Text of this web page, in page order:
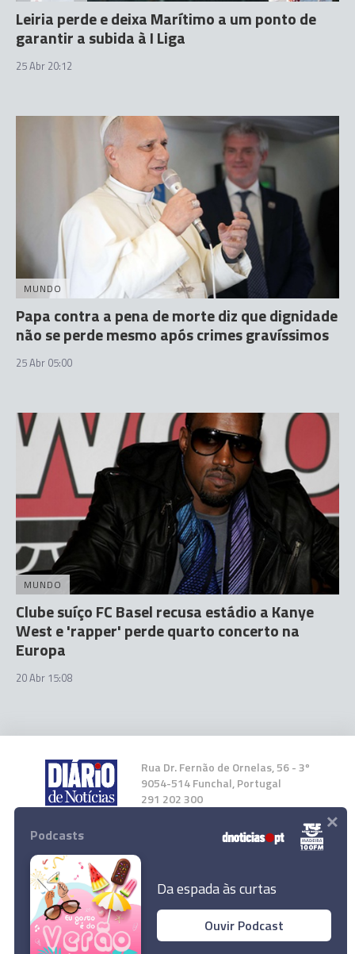
Leiria perde e deixa Marítimo a um ponto de
garantir a subida à I Liga
25 Abr 20:12
MUNDO
Papa contra a pena de morte diz que dignidade
não se perde mesmo após crimes gravíssimos
25 Abr 05:00
MUNDO
Clube suíço FC Basel recusa estádio a Kanye
West e 'rapper' perde quarto concerto na
Europa
20 Abr 15:08
Rua Dr. Fernão de Ornelas, 56 - 3º
9054-514 Funchal, Portugal
291 202 300
Instale a nossa App
© 2026 Empresa Diário de Notícias, Lda.
Podcasts
Da espada às curtas
Ouvir Podcast
×